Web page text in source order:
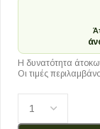
Η δυνατότητα
Οι τιμές